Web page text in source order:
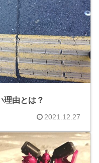
理由とは？
2021.12.27